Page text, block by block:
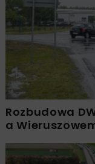
Rozbudowa
a